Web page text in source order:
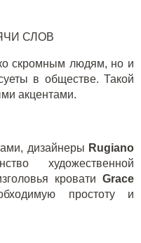
СЛОВ
скромным людям, но и
в обществе. Такой
акцентами.
дизайнеры Rugiano
художественной
кровати Grace
простоту и